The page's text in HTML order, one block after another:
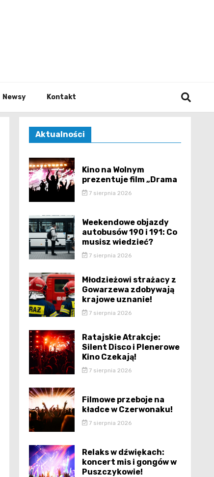
Newsy Kontakt
Aktualności
Kino na Wolnym
prezentuje film „Drama
7 sierpnia 2026
Weekendowe objazdy
autobusów 190 i 191: Co
musisz wiedzieć?
7 sierpnia 2026
Młodzieżowi strażacy z
Gowarzewa zdobywają
krajowe uznanie!
7 sierpnia 2026
Ratajskie Atrakcje:
Silent Disco i Plenerowe
Kino Czekają!
7 sierpnia 2026
Filmowe przeboje na
kładce w Czerwonaku!
7 sierpnia 2026
Relaks w dźwiękach:
koncert mis i gongów w
Puszczykowie!